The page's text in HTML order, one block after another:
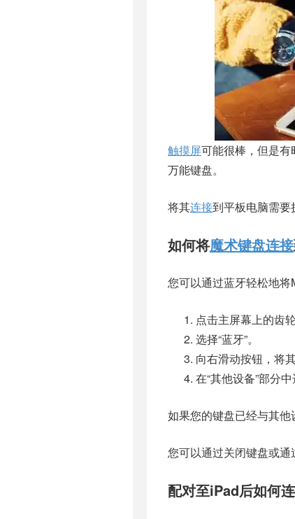
触摸屏可能很棒，但是有
万能键盘。
将其连接到平板电脑需要
如何将魔术键盘连接
您可以通过蓝牙轻松地将
点击主屏幕上的齿
选择“蓝牙”。
向右滑动按钮，将
在“其他设备”部分
如果您的键盘已经与其他
您可以通过关闭键盘或通
配对至iPad后如何